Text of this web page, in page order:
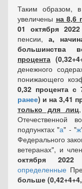
Таким образом,
увеличены на 8,6
01 октября
пенсии, а,
большинства
процента
денежного
понижающего
0,32 процента с
ранее) и на 3,41
только для лиц
Отечественной
подпунктах "а" - "ж
Федерального
ветеранах", и
октября
определенные
больше